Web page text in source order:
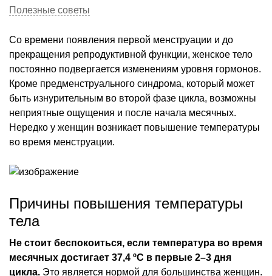
Полезные советы
Со времени появления первой менструации и до
прекращения репродуктивной функции, женское тело
постоянно подвергается изменениям уровня гормонов.
Кроме предменструального синдрома, который может
быть изнурительным во второй фазе цикла, возможны
неприятные ощущения и после начала месячных.
Нередко у женщин возникает повышение температуры
во время менструации.
Причины повышения температуры
тела
Не стоит беспокоиться, если температура во время
месячных достигает 37,4 ºС в первые 2–3 дня
цикла. Это является нормой для большинства женщин.